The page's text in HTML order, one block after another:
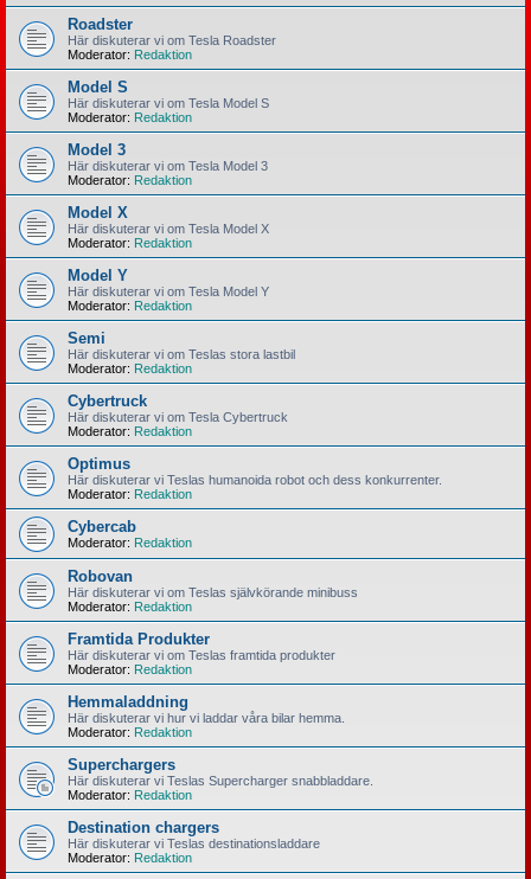
Roadster
Här diskuterar vi om Tesla Roadster
Moderator: Redaktion
Model S
Här diskuterar vi om Tesla Model S
Moderator: Redaktion
Model 3
Här diskuterar vi om Tesla Model 3
Moderator: Redaktion
Model X
Här diskuterar vi om Tesla Model X
Moderator: Redaktion
Model Y
Här diskuterar vi om Tesla Model Y
Moderator: Redaktion
Semi
Här diskuterar vi om Teslas stora lastbil
Moderator: Redaktion
Cybertruck
Här diskuterar vi om Tesla Cybertruck
Moderator: Redaktion
Optimus
Här diskuterar vi Teslas humanoida robot och dess konkurrenter.
Moderator: Redaktion
Cybercab
Moderator: Redaktion
Robovan
Här diskuterar vi om Teslas självkörande minibuss
Moderator: Redaktion
Framtida Produkter
Här diskuterar vi om Teslas framtida produkter
Moderator: Redaktion
Hemmaladdning
Här diskuterar vi hur vi laddar våra bilar hemma.
Moderator: Redaktion
Superchargers
Här diskuterar vi Teslas Supercharger snabbladdare.
Moderator: Redaktion
Destination chargers
Här diskuterar vi Teslas destinationsladdare
Moderator: Redaktion